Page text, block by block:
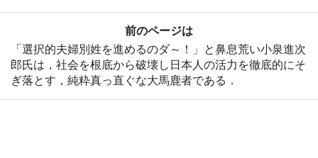
前のページは
「選択的夫婦別姓を進めるのダ～！」と鼻息荒い小泉進次
郎氏は，社会を根底から破壊し日本人の活力を徹底的にそ
ぎ落とす，純粋真っ直ぐな大馬鹿者である．